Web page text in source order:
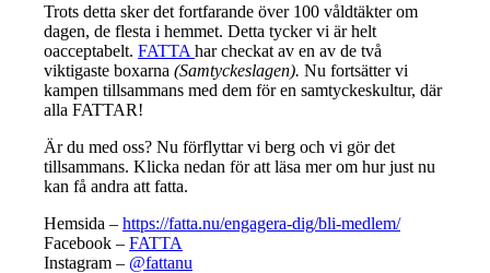
Trots detta sker det fortfarande över 100 våldtäkter om
dagen, de flesta i hemmet. Detta tycker vi är helt
oacceptabelt. FATTA har checkat av en av de två
viktigaste boxarna (Samtyckeslagen). Nu fortsätter vi
kampen tillsammans med dem för en samtyckeskultur, där
alla FATTAR!
Är du med oss? Nu förflyttar vi berg och vi gör det
tillsammans. Klicka nedan för att läsa mer om hur just nu
kan få andra att fatta.
Hemsida – https://fatta.nu/engagera-dig/bli-medlem/
Facebook – FATTA
Instagram – @fattanu